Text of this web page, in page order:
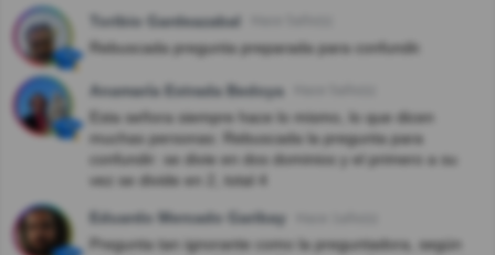
Toribio Gardeazabal
Rebuscada pregunta preparada para confundir.
Anamaría Estrada Bedoya
Esta señora siempre hace lo mismo, lo que dicen
muchas personas: Rebuscada la pregunta para
confundir: se divie en dos dominios y el primero a su
vez se divide en 2, total 4
Eduardo Mercado Garibay
Pregunta tan ignorante como la preguntadora, según